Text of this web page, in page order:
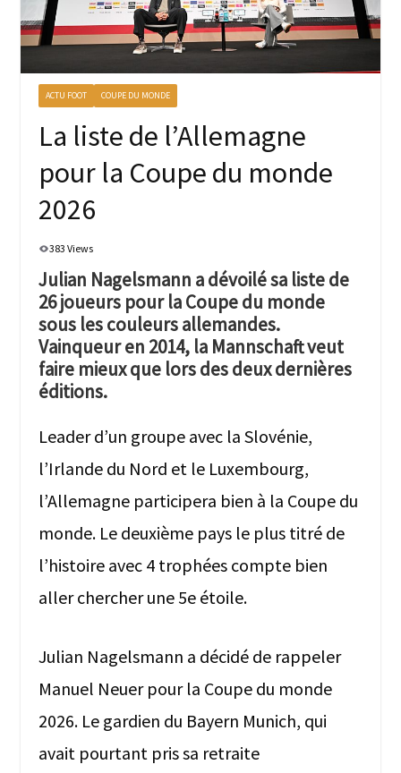
ACTU FOOT COUPE DU MONDE
La liste de l’Allemagne
pour la Coupe du monde
2026
383 Views
Julian Nagelsmann a dévoilé sa liste de
26 joueurs pour la Coupe du monde
sous les couleurs allemandes.
Vainqueur en 2014, la Mannschaft veut
faire mieux que lors des deux dernières
éditions.
Leader d’un groupe avec la Slovénie,
l’Irlande du Nord et le Luxembourg,
l’Allemagne participera bien à la Coupe du
monde. Le deuxième pays le plus titré de
l’histoire avec 4 trophées compte bien
aller chercher une 5e étoile.
Julian Nagelsmann a décidé de rappeler
Manuel Neuer pour la Coupe du monde
2026. Le gardien du Bayern Munich, qui
avait pourtant pris sa retraite